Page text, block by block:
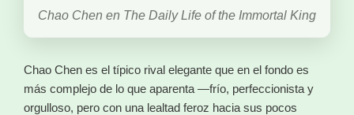
Chao Chen en The Daily Life of the Immortal King
Chao Chen es el típico rival elegante que en el fondo es
más complejo de lo que aparenta —frío, perfeccionista y
orgulloso, pero con una lealtad feroz hacia sus pocos